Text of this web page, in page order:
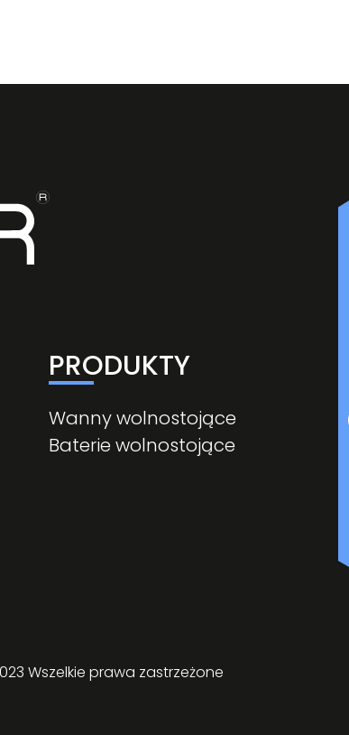
PRODUKTY
Wanny wolnostojące
Baterie wolnostojące
Wszelkie prawa zastrzeżone